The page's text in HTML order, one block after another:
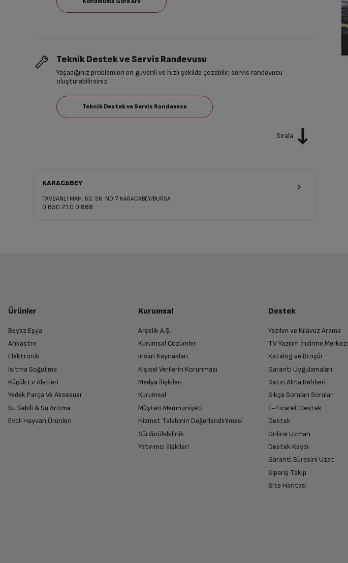
Teknik Destek ve Servis Randevusu
Yaşadığınız problemleri en güvenli ve hızlı şekilde çözebilir, servis randevusu
oluşturabilirsiniz.
Sırala
KARACABEY
TAVŞANLI MAH. 60. SK. NO:7 KARACABEY/BURSA
0 850 210 0 888
Ürünler
Beyaz Eşya
Ankastre
Elektronik
Isıtma Soğutma
Küçük Ev Aletleri
Yedek Parça Ve Aksesuar
Su Sebili & Su Arıtma
Evcil Hayvan Ürünleri
Kurumsal
Arçelik A.Ş.
Kurumsal Çözümler
Insan Kaynakları
Kişisel Verilerin Korunması
Medya İlişkileri
Kurumsal
Müşteri Memnuniyeti
Hizmet Talebinin Değerlendirilmesi
Sürdürülebilirlik
Yatırımcı İlişkileri
Destek
Yazılım ve Kılavuz Arama
TV Yazılım İndirme Merkezi
Katalog ve Broşür
Garanti Uygulamaları
Satın Alma Rehberi
Sıkça Sorulan Sorular
E-Ticaret Destek
Destek
Online Uzman
Destek Kaydı
Garanti Süresini Uzat
Sipariş Takip
Site Haritası